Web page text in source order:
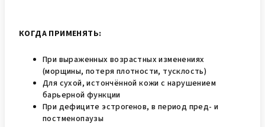
КОГДА ПРИМЕНЯТЬ:
При выраженных возрастных изменениях
(морщины, потеря плотности, тусклость)
Для сухой, истончённой кожи с нарушением
барьерной функции
При дефиците эстрогенов, в период пред- и
постменопаузы